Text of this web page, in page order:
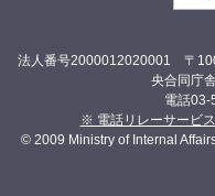
法人番号2000012020001 〒
央合同庁
電話03-
※ 電話リレーサービ
© 2009 Ministry of Internal